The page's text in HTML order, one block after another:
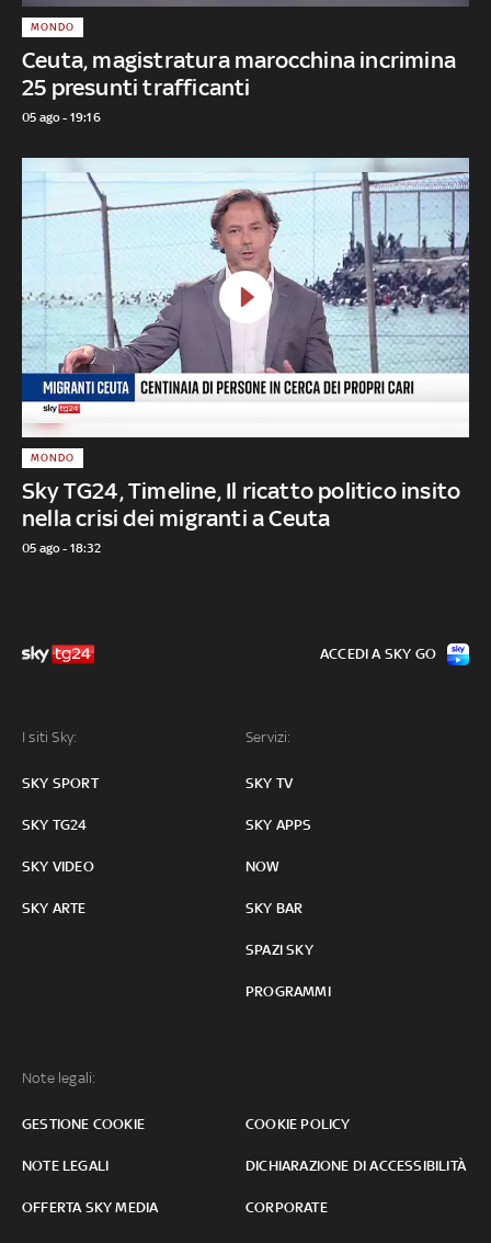
Ceuta, magistratura marocchina incrimina
25 presunti trafficanti
MONDO
05 ago - 19:16
Sky TG24, Timeline, Il ricatto politico insito
nella crisi dei migranti a Ceuta
MONDO
05 ago - 18:32
I siti Sky:
SKY SPORT
SKY TG24
SKY VIDEO
SKY ARTE
Servizi:
SKY TV
SKY APPS
NOW
SKY BAR
SPAZI SKY
PROGRAMMI
Note legali:
GESTIONE COOKIE COOKIE POLICY
NOTE LEGALI DICHIARAZIONE DI ACCESSIBILITÀ
OFFERTA SKY MEDIA CORPORATE
ACCEDI A SKY GO